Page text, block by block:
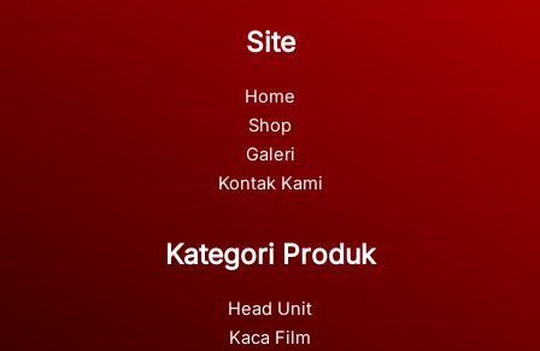
Site
Home
Shop
Galeri
Kontak Kami
Kategori Produk
Head Unit
Kaca Film